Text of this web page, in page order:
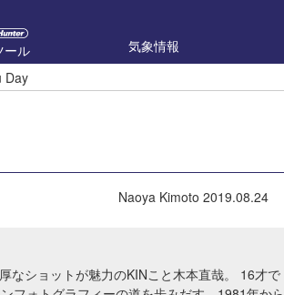
ール 気象情報
Day
Naoya Kimoto 2019.08.24
なショットが魅力のKINこと木本直哉。 16才で